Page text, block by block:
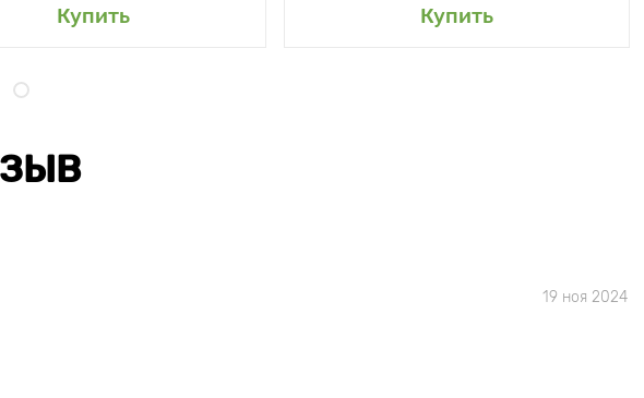
Купить Купить
19 ноя 2024